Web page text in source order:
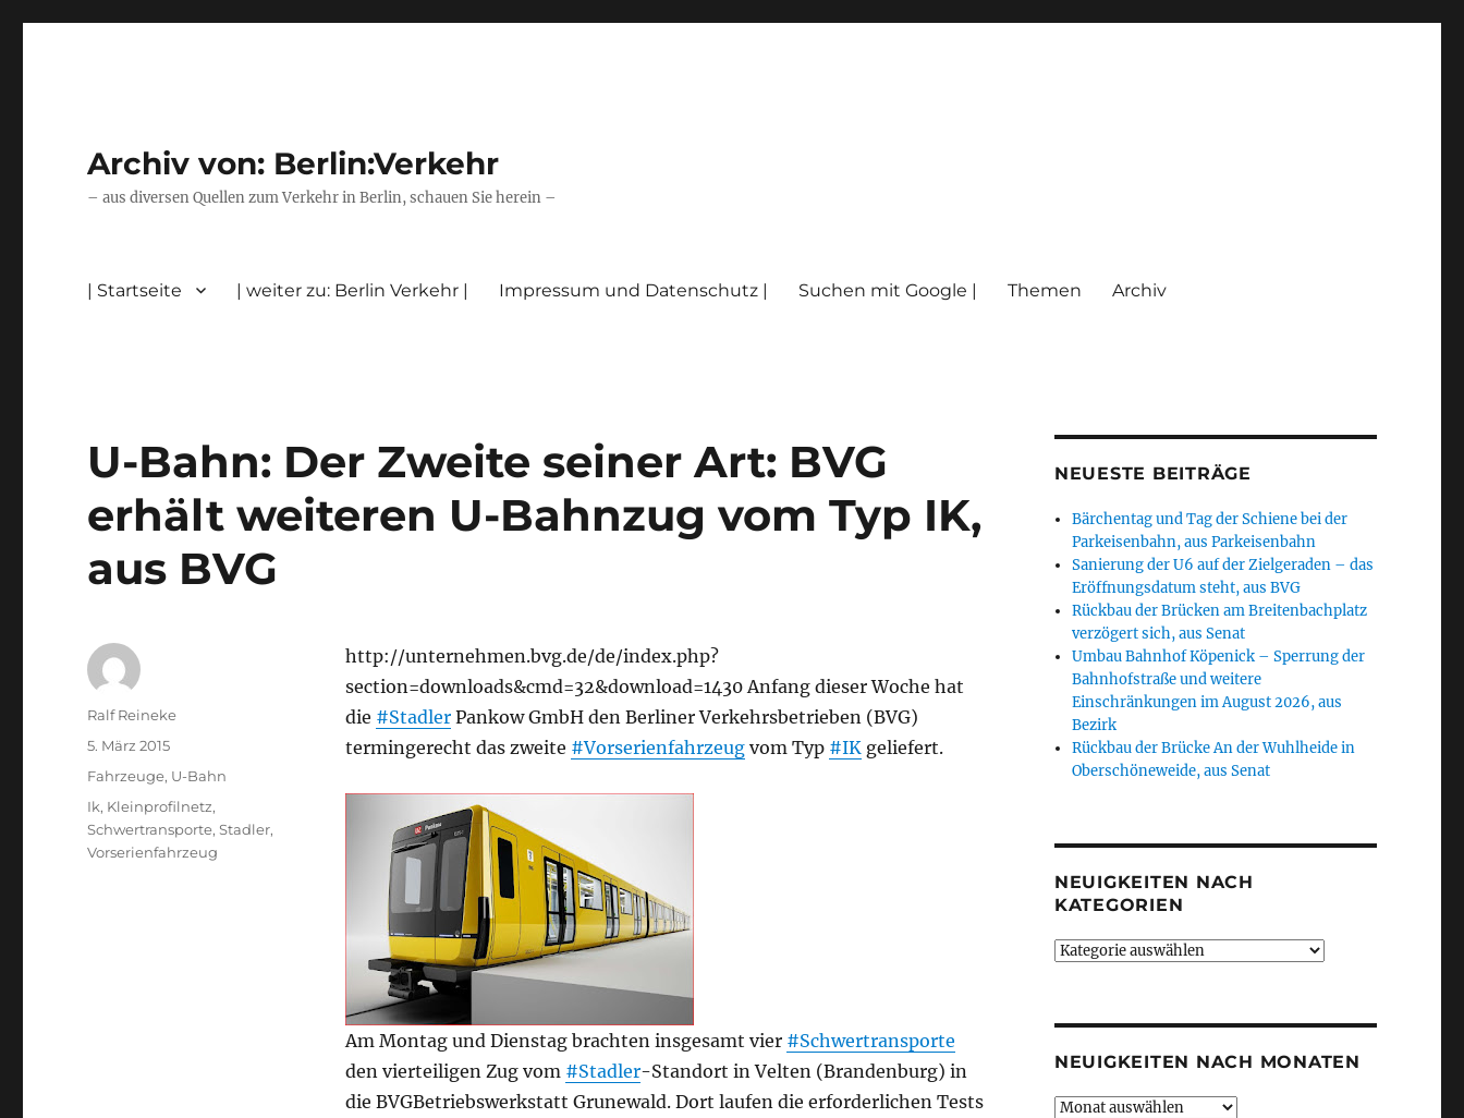
Archiv von: Berlin:Verkehr
– aus diversen Quellen zum Verkehr in Berlin, schauen Sie herein –
| Startseite | weiter zu: Berlin Verkehr | Impressum und Datenschutz | Suchen mit Google | Themen Archiv
U-Bahn: Der Zweite seiner Art: BVG
erhält weiteren U-Bahnzug vom Typ IK,
aus BVG
http://unternehmen.bvg.de/de/index.php?
section=downloads&cmd=32&download=1430 Anfang dieser Woche hat
die #StadlerPankow GmbH den Berliner Verkehrsbetrieben (BVG)
termingerecht das zweite #Vorserienfahrzeugvom Typ #IKgeliefert.
Am Montag und Dienstag brachten insgesamt vier #Schwertransporte
den vierteiligen Zug vom #Stadler-Standort in Velten (Brandenburg) in
die BVGBetriebswerkstatt Grunewald. Dort laufen die erforderlichen Tests
Autor
Ralf Reineke
Veröffentlicht
am
5. März 2015
Kategorien
Fahrzeuge, U-Bahn
Schlagwörter
Ik, Kleinprofilnetz,
Schwertransporte,Stadler,
Vorserienfahrzeug
NEUESTE BEITRÄGE
Bärchentag und Tag der Schiene bei der
Parkeisenbahn, aus Parkeisenbahn
Sanierung der U6 auf der Zielgeraden – das
Eröffnungsdatum steht, aus BVG
Rückbau der Brücken am Breitenbachplatz
verzögert sich, aus Senat
Umbau Bahnhof Köpenick – Sperrung der
Bahnhofstraße und weitere
Einschränkungen im August 2026, aus
Bezirk
Rückbau der Brücke An der Wuhlheide in
Oberschöneweide, aus Senat
NEUIGKEITEN NACH
KATEGORIEN
Neuigkeiten
NEUIGKEITEN NACH MONATEN
Neuigkeiten